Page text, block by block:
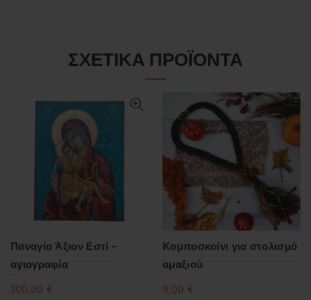
ΣΧΕΤΙΚΆ ΠΡΟΪΌΝΤΑ
Παναγία Άξιον Εστί –
αγιογραφία
300,00 €
Κομποσκοίνι για στολισμό
αμαξιού.
9,00 €